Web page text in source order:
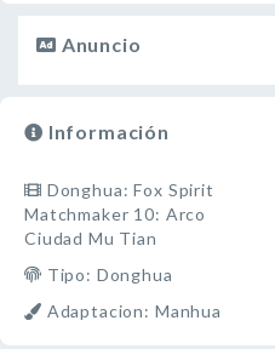
Anuncio
Información
Donghua: Fox Spirit
Matchmaker 10: Arco
Ciudad Mu Tian
Tipo: Donghua
Adaptacion: Manhua